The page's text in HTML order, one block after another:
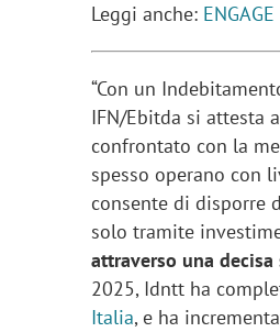
Leggi anche:
“Con un
IFN/Ebitda si attesta
confrontato con la
spesso operano con
consente di disporre
solo tramite
attraverso una
2025, Idntt ha
Italia, e ha